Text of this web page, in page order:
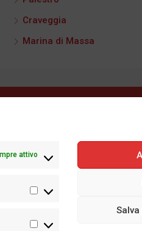
attivo
Statistiche
Marketing
Craveggia
Marina di Massa
- Email: